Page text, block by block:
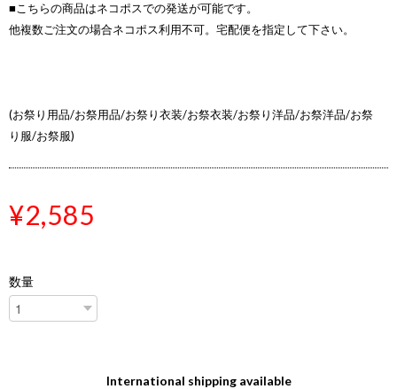
■こちらの商品はネコポスでの発送が可能です。
他複数ご注文の場合ネコポス利用不可。宅配便を指定して下さい。
(お祭り用品/お祭用品/お祭り衣装/お祭衣装/お祭り洋品/お祭洋品/お祭
り服/お祭服)
¥2,585
数量
International shipping available